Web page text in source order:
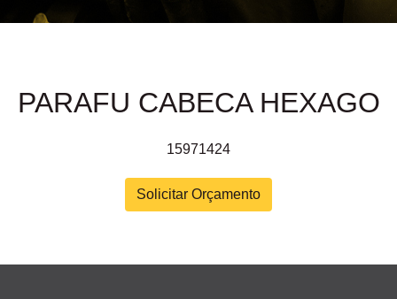
PARAFU CABECA HEXAGO
15971424
Solicitar Orçamento